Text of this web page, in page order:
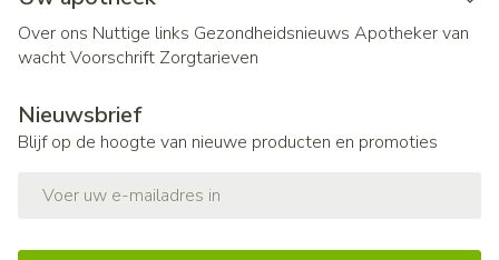
Over ons Nuttige links Gezondheidsnieuws Apotheker van
wachtVoorschrift Zorgtarieven
Nieuwsbrief
Blijf op de hoogte van nieuwe producten en promoties